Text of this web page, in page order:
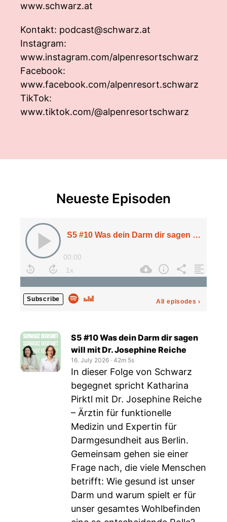
www.schwarz.at
Kontakt: podcast@schwarz.at
Instagram:
www.instagram.com/alpenresortschwarz
Facebook:
www.facebook.com/alpenresort.schwarz
TikTok:
www.tiktok.com/@alpenresortschwarz
Neueste Episoden
S5 #10 Was dein Darm dir sagen will mit Dr. Josephine Reiche
00:00
Subscribe All episodes ›
S5 #10 Was dein Darm dir sagen
will mit Dr. Josephine Reiche
16. July 2026 ‧ 42m 5s
In dieser Folge von Schwarz
begegnet spricht Katharina
Pirktl mit Dr. Josephine Reiche
– Ärztin für funktionelle
Medizin und Expertin für
Darmgesundheit aus Berlin.
Gemeinsam gehen sie einer
Frage nach, die viele Menschen
betrifft: Wie gesund ist unser
Darm und warum spielt er für
unser gesamtes Wohlbefinden